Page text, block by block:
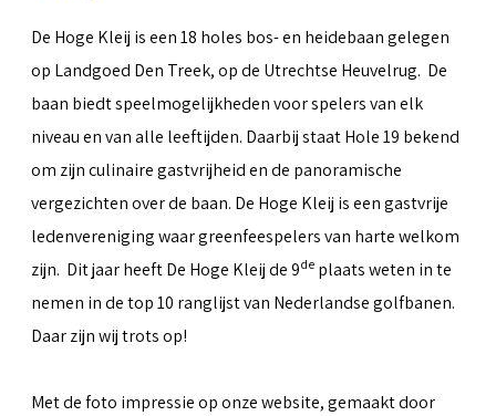
De Hoge Kleij is een 18 holes bos- en heidebaan gelegen
op Landgoed Den Treek, op de Utrechtse Heuvelrug. De
baan biedt speelmogelijkheden voor spelers van elk
niveau en van alle leeftijden. Daarbij staat Hole 19 bekend
om zijn culinaire gastvrijheid en de panoramische
vergezichten over de baan. De Hoge Kleij is een gastvrije
ledenvereniging waar greenfeespelers van harte welkom
zijn. Dit jaar heeft De Hoge Kleij de 9de plaats weten in te
nemen in de top 10 ranglijst van Nederlandse golfbanen.
Daar zijn wij trots op!
Met de foto impressie op onze website, gemaakt door